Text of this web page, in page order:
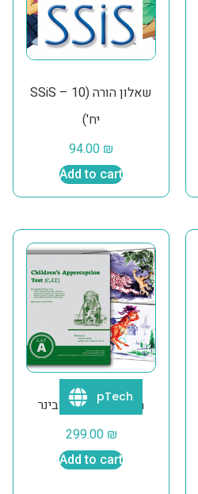
SSiS – שאלון הורה (10
יח')
94.00 ₪
Add to cart
וובינר CAT – הקלטה
299.00 ₪
Add to cart
pTech